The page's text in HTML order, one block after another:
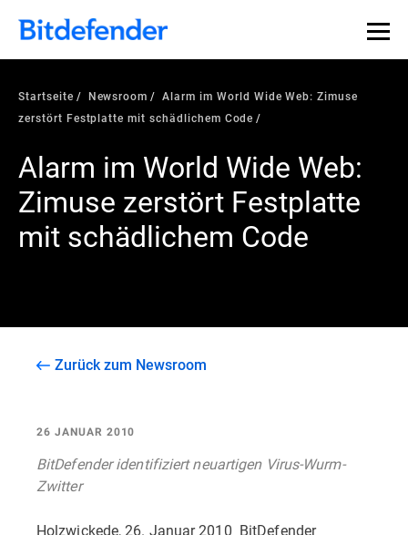
Startseite Newsroom
Alarm im World Wide Web: Zimuse
zerstört Festplatte mit schädlichem Code
Alarm im World Wide Web:
Zimuse zerstört Festplatte
mit schädlichem Code
Zurück zum Newsroom
26 JANUAR 2010
BitDefender identifiziert neuartigen Virus-Wurm-
Zwitter
Holzwickede, 26. Januar 2010  BitDefender